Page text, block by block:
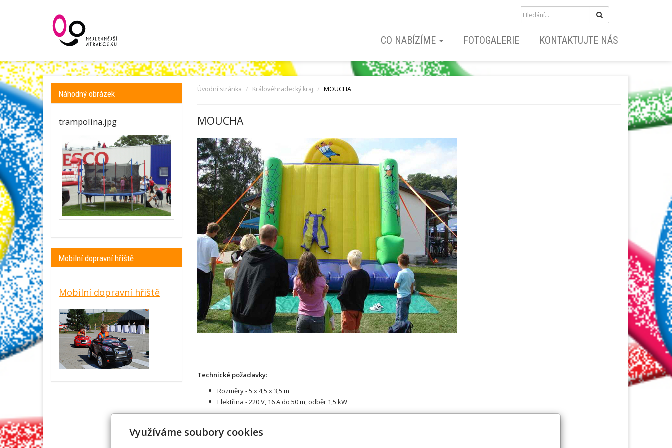
CO NABÍZÍME FOTOGALERIE KONTAKTUJTE NÁS
Úvodní stránka Královéhradecký kraj MOUCHA
MOUCHA
Technické požadavky:
Rozměry - 5 x 4,5 x 3,5 m
Elektřina - 220 V, 16 A do 50 m, odběr 1,5 kW
Náhodný obrázek
trampolína.jpg
Mobilní dopravní hřiště
Mobilní dopravní hřiště
Využíváme soubory cookies